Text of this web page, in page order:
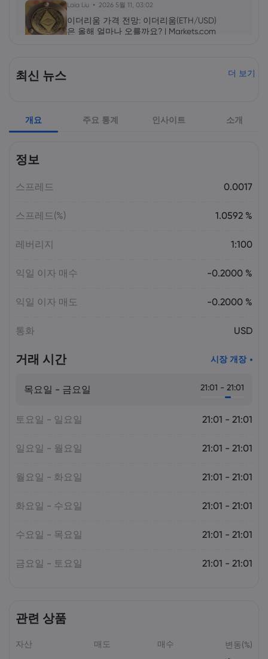
Laia Liu 2026 5월 11, 03:02
이더리움 가격 전망: 이더리움(ETH/USD)
은 올해 얼마나 오를까요? | Markets.com
AI 주식 및 투자 기회: 투자하기 가장 좋은
23,500 부근에서 고전하는 이유 |
Markets.com
최신 뉴스 더 보기
개요 주요 통계 인사이트 소개
정보
스프레드 0.0017
스프레드(%) 1.0592 %
레버리지 1:100
익일 이자 매수 -0.2000 %
익일 이자 매도 -0.2000 %
통화 USD
거래 시간 시장 개장
목요일 - 금요일 21:01 - 21:01
토요일 - 일요일 21:01 - 21:01
일요일 - 월요일 21:01 - 21:01
월요일 - 화요일 21:01 - 21:01
화요일 - 수요일 21:01 - 21:01
수요일 - 목요일 21:01 - 21:01
금요일 - 토요일 21:01 - 21:01
관련 상품
자산 매도 매수 변동(%)